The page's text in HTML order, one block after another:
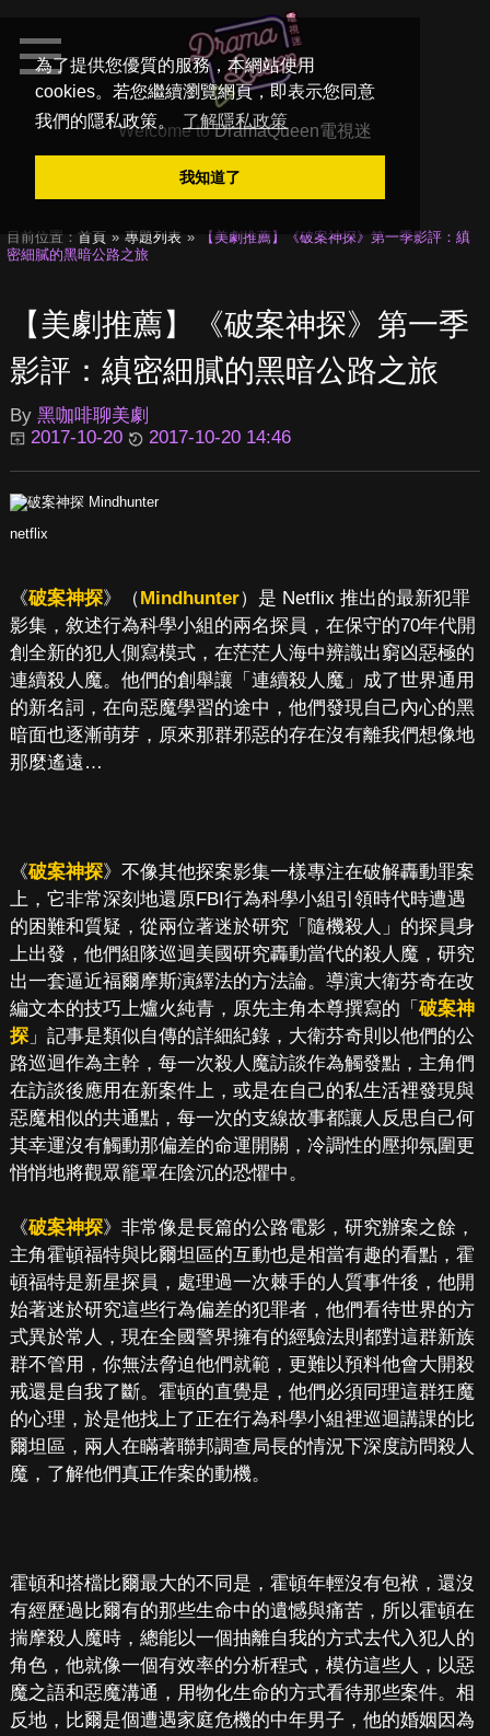
為了提供您優質的服務，本網站使用
cookies。若您繼續瀏覽網頁，即表示您同意
我們的隱私政策。
了解隱私政策
我知道了
Welcome toDramaQueen電視迷
目前位置： 首頁 專題列表
【美劇推薦】《破案神探》第一季影評：縝
密細膩的黑暗公路之旅
【美劇推薦】《破案神探》第一季
影評：縝密細膩的黑暗公路之旅
By 黑咖啡聊美劇
2017-10-20
2017-10-20 14:46
netflix
《破案神探》（Mindhunter）是 Netflix 推出的最新犯罪
影集，敘述行為科學小組的兩名探員，在保守的70年代開
創全新的犯人側寫模式，在茫茫人海中辨識出窮凶惡極的
連續殺人魔。他們的創舉讓「連續殺人魔」成了世界通用
的新名詞，在向惡魔學習的途中，他們發現自己內心的黑
暗面也逐漸萌芽，原來那群邪惡的存在沒有離我們想像地
那麼遙遠…
《破案神探》不像其他探案影集一樣專注在破解轟動罪案
上，它非常深刻地還原FBI行為科學小組引領時代時遭遇
的困難和質疑，從兩位著迷於研究「隨機殺人」的探員身
上出發，他們組隊巡迴美國研究轟動當代的殺人魔，研究
出一套逼近福爾摩斯演繹法的方法論。導演大衛芬奇在改
編文本的技巧上爐火純青，原先主角本尊撰寫的「 破案神
探」記事是類似自傳的詳細紀錄，大衛芬奇則以他們的公
路巡迴作為主幹，每一次殺人魔訪談作為觸發點，主角們
在訪談後應用在新案件上，或是在自己的私生活裡發現與
惡魔相似的共通點，每一次的支線故事都讓人反思自己何
其幸運沒有觸動那偏差的命運開關，冷調性的壓抑氛圍更
悄悄地將觀眾籠罩在陰沉的恐懼中。
《破案神探》非常像是長篇的公路電影，研究辦案之餘，
主角霍頓福特與比爾坦區的互動也是相當有趣的看點，霍
頓福特是新星探員，處理過一次棘手的人質事件後，他開
始著迷於研究這些行為偏差的犯罪者，他們看待世界的方
式異於常人，現在全國警界擁有的經驗法則都對這群新族
群不管用，你無法脅迫他們就範，更難以預料他會大開殺
戒還是自我了斷。霍頓的直覺是，他們必須同理這群狂魔
的心理，於是他找上了正在行為科學小組裡巡迴講課的比
爾坦區，兩人在瞞著聯邦調查局長的情況下深度訪問殺人
魔，了解他們真正作案的動機。
霍頓和搭檔比爾最大的不同是，霍頓年輕沒有包袱，還沒
有經歷過比爾有的那些生命中的遺憾與痛苦，所以霍頓在
揣摩殺人魔時，總能以一個抽離自我的方式去代入犯人的
角色，他就像一個有效率的分析程式，模仿這些人，以惡
魔之語和惡魔溝通，用物化生命的方式看待那些案件。相
反地，比爾是個遭遇家庭危機的中年男子，他的婚姻因為